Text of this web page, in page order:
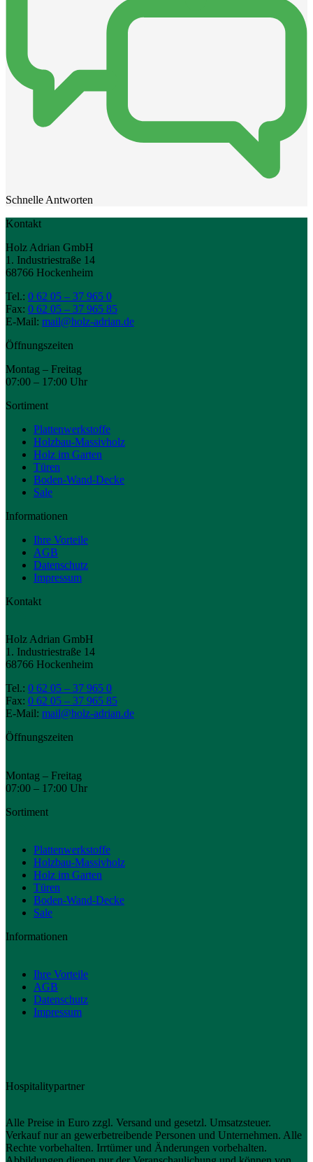
Schnelle Antworten
Kontakt
Holz Adrian GmbH
1. Industriestraße 14
68766 Hockenheim
Tel.: 0 62 05 – 37 965 0
Fax: 0 62 05 – 37 965 85
E-Mail: mail@holz-adrian.de
Öffnungszeiten
Montag – Freitag
07:00 – 17:00 Uhr
Sortiment
Plattenwerkstoffe
Holzbau-Massivholz
Holz im Garten
Türen
Boden-Wand-Decke
Sale
Informationen
Ihre Vorteile
AGB
Datenschutz
Impressum
Kontakt
Holz Adrian GmbH
1. Industriestraße 14
68766 Hockenheim
Tel.: 0 62 05 – 37 965 0
Fax: 0 62 05 – 37 965 85
E-Mail: mail@holz-adrian.de
Öffnungszeiten
Montag – Freitag
07:00 – 17:00 Uhr
Sortiment
Plattenwerkstoffe
Holzbau-Massivholz
Holz im Garten
Türen
Boden-Wand-Decke
Sale
Informationen
Ihre Vorteile
AGB
Datenschutz
Impressum
Hospitalitypartner
Alle Preise in Euro zzgl. Versand und gesetzl. Umsatzsteuer.
Verkauf nur an gewerbetreibende Personen und Unternehmen. Alle
Rechte vorbehalten. Irrtümer und Änderungen vorbehalten.